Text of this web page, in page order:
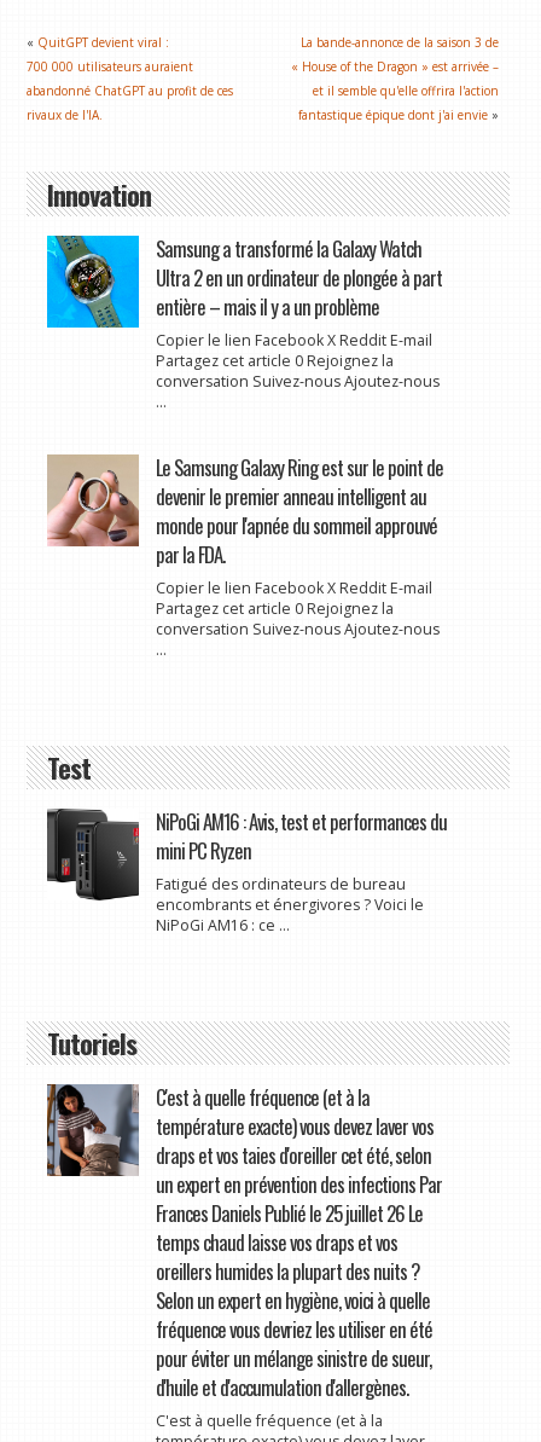
« QuitGPT devient viral :
700 000 utilisateurs auraient
abandonné ChatGPT au profit de ces
rivaux de l'IA.
La bande-annonce de la saison 3 de
« House of the Dragon » est arrivée –
et il semble qu'elle offrira l'action
fantastique épique dont j'ai envie »
Innovation
Samsung a transformé la Galaxy Watch
Ultra 2 en un ordinateur de plongée à part
entière – mais il y a un problème
Copier le lien Facebook X Reddit E-mail
Partagez cet article 0 Rejoignez la
conversation Suivez-nous Ajoutez-nous
...
Le Samsung Galaxy Ring est sur le point de
devenir le premier anneau intelligent au
monde pour l'apnée du sommeil approuvé
par la FDA.
Copier le lien Facebook X Reddit E-mail
Partagez cet article 0 Rejoignez la
conversation Suivez-nous Ajoutez-nous
...
Test
NiPoGi AM16 : Avis, test et performances du
mini PC Ryzen
Fatigué des ordinateurs de bureau
encombrants et énergivores ? Voici le
NiPoGi AM16 : ce ...
Tutoriels
C'est à quelle fréquence (et à la
température exacte) vous devez laver vos
draps et vos taies d'oreiller cet été, selon
un expert en prévention des infections Par
Frances Daniels Publié le 25 juillet 26 Le
temps chaud laisse vos draps et vos
oreillers humides la plupart des nuits ?
Selon un expert en hygiène, voici à quelle
fréquence vous devriez les utiliser en été
pour éviter un mélange sinistre de sueur,
d'huile et d'accumulation d'allergènes.
C'est à quelle fréquence (et à la